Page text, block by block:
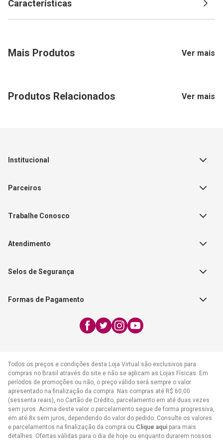
Características
Mais Produtos Ver mais
Produtos Relacionados Ver mais
Institucional
Política de Vendas
Catálogos de Produtos
Parceiros
Editorial Patmos
FAECAD
Trabalhe Conosco
Nossas Lojas
Atendimento
17:30h
WhatsApp:
atendimento@cpad.com.br
Selos de Segurança
Formas de Pagamento
Todos os preços e condições desta Loja Virtual são exclusivos para
compras no Brasil através do site e não se aplicam as Lojas Físicas. Em
períodos de promoções ou não, o preço válido será sempre o valor
apresentado na finalização da compra. Nas compras até R$ 60,00
(sessenta reais), no Cartão de Crédito, parcelamento em até duas vezes
sem juros. Acima deste valor o parcelamento segue de forma progressiva,
em até 8x sem juros, dependendo do valor do pedido. Consulte os valores
e parcelamentos na finalização da compra ou Clique aqui para mais
detalhes. Ofertas válidas para o dia de hoje ou enquanto durarem nossos